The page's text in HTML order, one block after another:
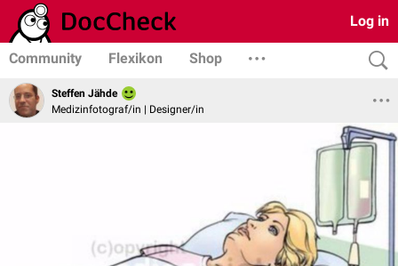
Log in
Community Flexikon Shop
Steffen Jähde
Medizinfotograf/in | Designer/in